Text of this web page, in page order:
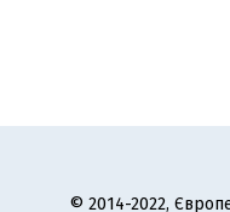
© 2014-2022,